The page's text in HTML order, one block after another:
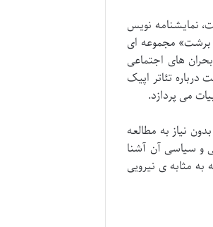
نمایشنامه نویس
برشت» مجموعه ای
درگیر فاشیسم و بحران های اجتماعی
تئاتر اپیک
می پردازد.
نیاز به مطالعه
و سیاسی آن آشنا
مثابه ی نیرویی